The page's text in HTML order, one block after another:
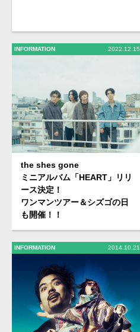
INFORMATION 2022.12.15
the shes gone
ミニアルバム「HEART」リリ
ース決定！
ワンマンツアー＆シズゴの日
も開催！！
INFORMATION 2014.10.21